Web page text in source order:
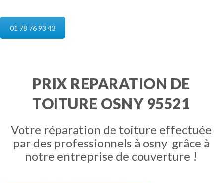
01 78 76 93 43
PRIX REPARATION DE
TOITURE OSNY 95521
Votre réparation de toiture effectuée
par des professionnels à osny grâce à
notre entreprise de couverture !